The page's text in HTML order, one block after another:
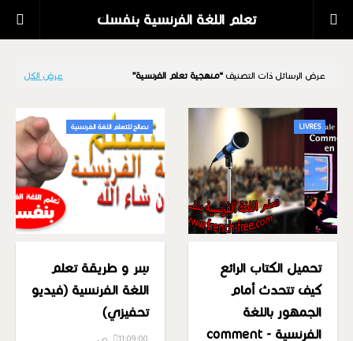
تعلم اللغة الفرنسية بنفسك
عرض الرسائل ذات التصنيف منهجية تعلم الفرنسية عرض الكل
LIVRES
تحميل الكتاب الرائع
كيف تتحدث أمام
الجمهور باللغة
الفرنسية - comment
نصائح للتعلم اللغة الفرنسية
سِر و طريقة تعلم
اللغة الفرنسية (فيديو
تحفيزي)